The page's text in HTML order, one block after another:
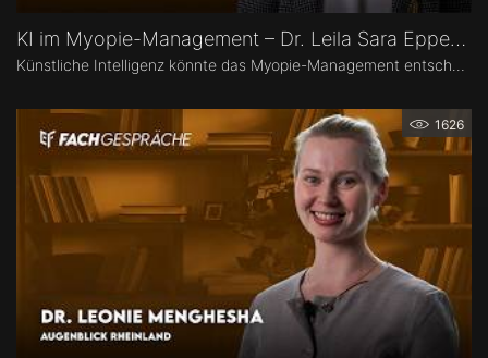
KI im Myopie-Management – Dr. Leila Sara Eppenberger
1626